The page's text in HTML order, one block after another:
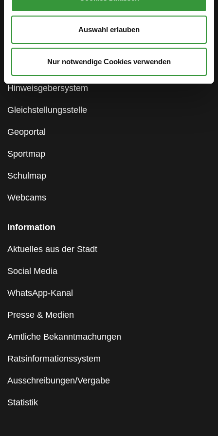
Auswahl erlauben
Nur notwendige Cookies verwenden
Stellenanzeigen
Antidiskriminierung
Hinweisgebersystem
Gleichstellungsstelle
Geoportal
Sportmap
Schulmap
Webcams
Information
Aktuelles aus der Stadt
Social Media
WhatsApp-Kanal
Presse & Medien
Amtliche Bekanntmachungen
Ratsinformationssystem
Ausschreibungen/Vergabe
Statistik